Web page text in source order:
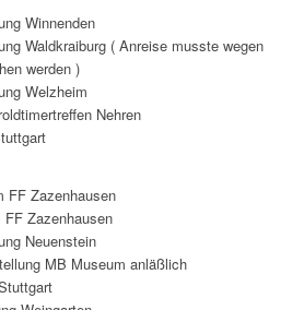
Winnenden
Waldkraiburg ( Anreise musste wegen
werden )
Welzheim
Nehren
FF Zazenhausen
Zazenhausen
Neuenstein
MB Museum anläßlich